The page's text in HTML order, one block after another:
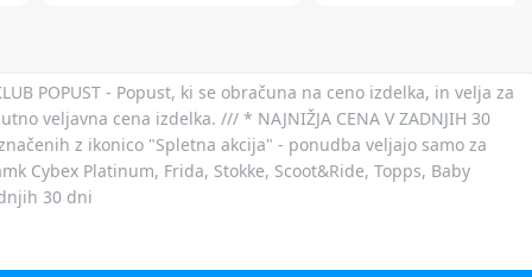
POPUST - Popust, ki se obračuna na ceno izdelka, in velja za
veljavna cena izdelka. /// * NAJNIŽJA CENA V ZADNJIH 30
z ikonico "Spletna akcija" - ponudba veljajo samo za
Cybex Platinum, Frida, Stokke, Scoot&Ride, Topps, Baby
30 dni